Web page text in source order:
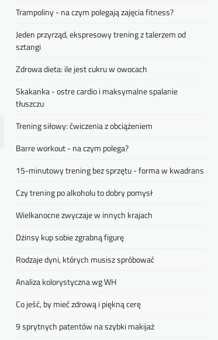
Trampoliny - na czym polegają zajęcia fitness?
Jeden przyrząd, ekspresowy trening z talerzem od
sztangi
Zdrowa dieta: ile jest cukru w owocach
Skakanka - ostre cardio i maksymalne spalanie
tłuszczu
Trening siłowy: ćwiczenia z obciążeniem
Barre workout - na czym polega?
15-minutowy trening bez sprzętu - forma w kwadrans
Czy trening po alkoholu to dobry pomysł
Wielkanocne zwyczaje w innych krajach
Dżinsy kup sobie zgrabną figurę
Rodzaje dyni, których musisz spróbować
Analiza kolorystyczna wg WH
Co jeść, by mieć zdrową i piękną cerę
9 sprytnych patentów na szybki makijaż